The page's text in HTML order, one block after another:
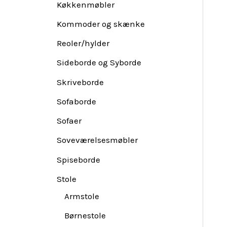
Køkkenmøbler
Kommoder og skænke
Reoler/hylder
Sideborde og Syborde
Skriveborde
Sofaborde
Sofaer
Soveværelsesmøbler
Spiseborde
Stole
Armstole
Børnestole